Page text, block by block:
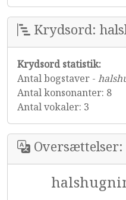
Krydsord:
Krydsord statistik:
Antal bogstaver -
Antal konsonanter: 8
Antal vokaler: 3